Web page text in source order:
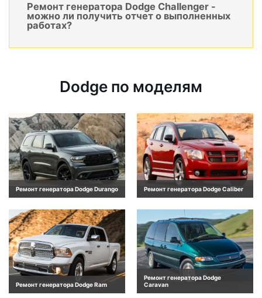
Ремонт генератора Dodge Challenger -
можно ли получить отчет о выполненных
работах?
Dodge по моделям
Ремонт генератора Dodge Durango Ремонт генератора Dodge Caliber
Ремонт генератора Dodge Ram
Ремонт генератора Dodge
Caravan